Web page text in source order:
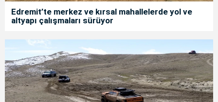
Edremit’te merkez ve kırsal mahallelerde yol ve
altyapı çalışmaları sürüyor